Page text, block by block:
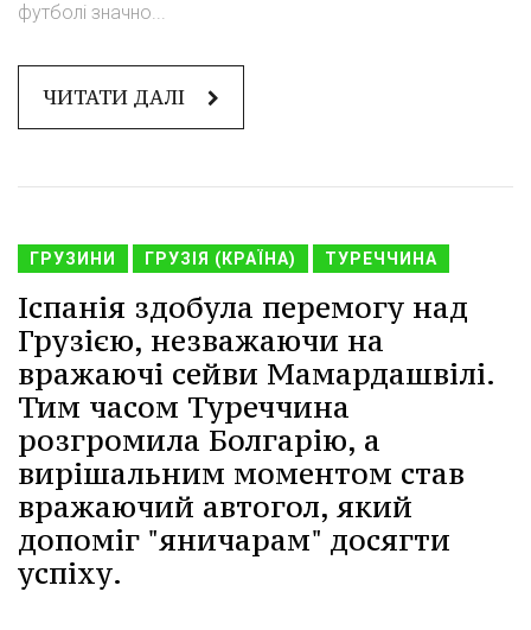
футболі значно...
ЧИТАТИ ДАЛІ
ГРУЗИНИ ГРУЗІЯ (КРАЇНА) ТУРЕЧЧИНА
Іспанія здобула перемогу над
Грузією, незважаючи на
вражаючі сейви Мамардашвілі.
Тим часом Туреччина
розгромила Болгарію, а
вирішальним моментом став
вражаючий автогол, який
допоміг "яничарам" досягти
успіху.